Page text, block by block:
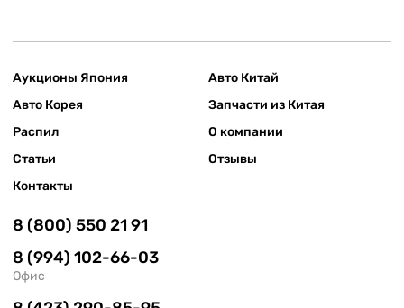
Аукционы Япония
Авто Китай
Авто Корея
Запчасти из Китая
Распил
О компании
Статьи
Отзывы
Контакты
8 (800) 550 21 91
8 (994) 102-66-03
Офис